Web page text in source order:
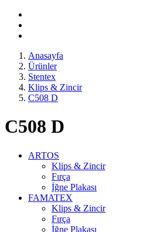
Anasayfa
Ürünler
Stentex
Klips & Zincir
C508 D
C508 D
ARTOS
Klips & Zincir
Fırça
İğne Plakası
FAMATEX
Klips & Zincir
Fırça
İğne Plakası